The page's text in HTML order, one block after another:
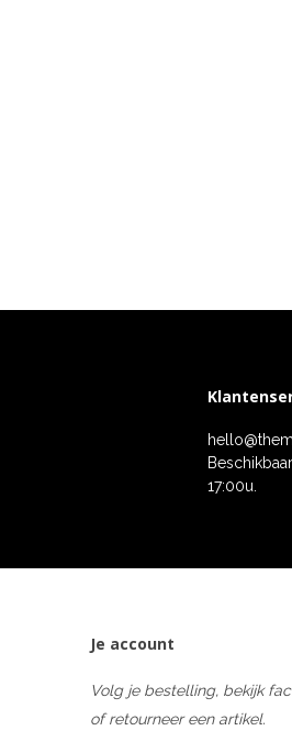
17:00u.
Je account
Volg je bestelling, bekijk
of retourneer een artikel.